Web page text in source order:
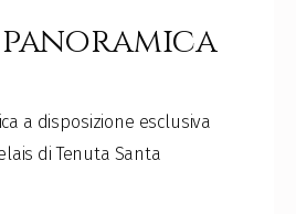
a disposizione esclusiva
di Tenuta Santa